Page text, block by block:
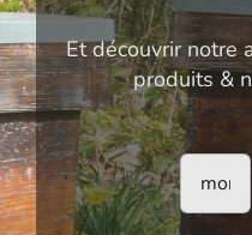
Et découvrir notre
produits &